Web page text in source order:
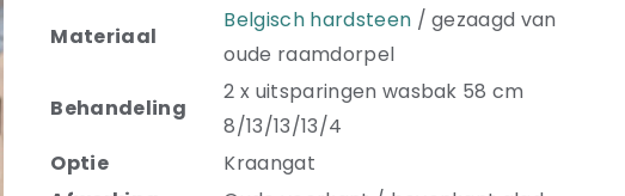
Materiaal
Belgisch hardsteen / gezaagd van
oude raamdorpel
Behandeling
2 x uitsparingen wasbak 58 cm
8/13/13/13/4
Optie
Kraangat